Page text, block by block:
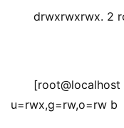
drwxrwxrwx. 2
u=rwx,g=rw,o=rw b